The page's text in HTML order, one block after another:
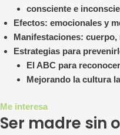
consciente e
Efectos: emocionales y
Manifestaciones: cuerpo,
Estrategias para
El ABC para
Mejorando la cultura
Me interesa
Ser madre sin